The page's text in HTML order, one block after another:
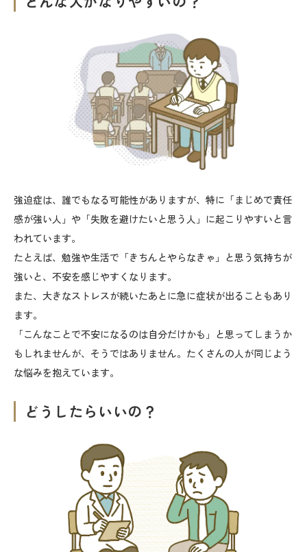
強迫症は、誰でもなる可能性がありますが、特に「まじめで責任
感が強い人」や「失敗を避けたいと思う人」に起こりやすいと言
われています。
たとえば、勉強や生活で「きちんとやらなきゃ」と思う気持ちが
強いと、不安を感じやすくなります。
また、大きなストレスが続いたあとに急に症状が出ることもあり
ます。
「こんなことで不安になるのは自分だけかも」と思ってしまうか
もしれませんが、そうではありません。たくさんの人が同じよう
な悩みを抱えています。
どうしたらいいの？